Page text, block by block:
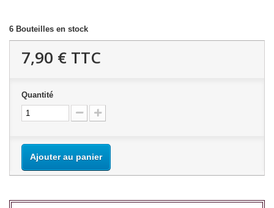
6 Bouteilles en stock
7,90 € TTC
Quantité
Ajouter au panier